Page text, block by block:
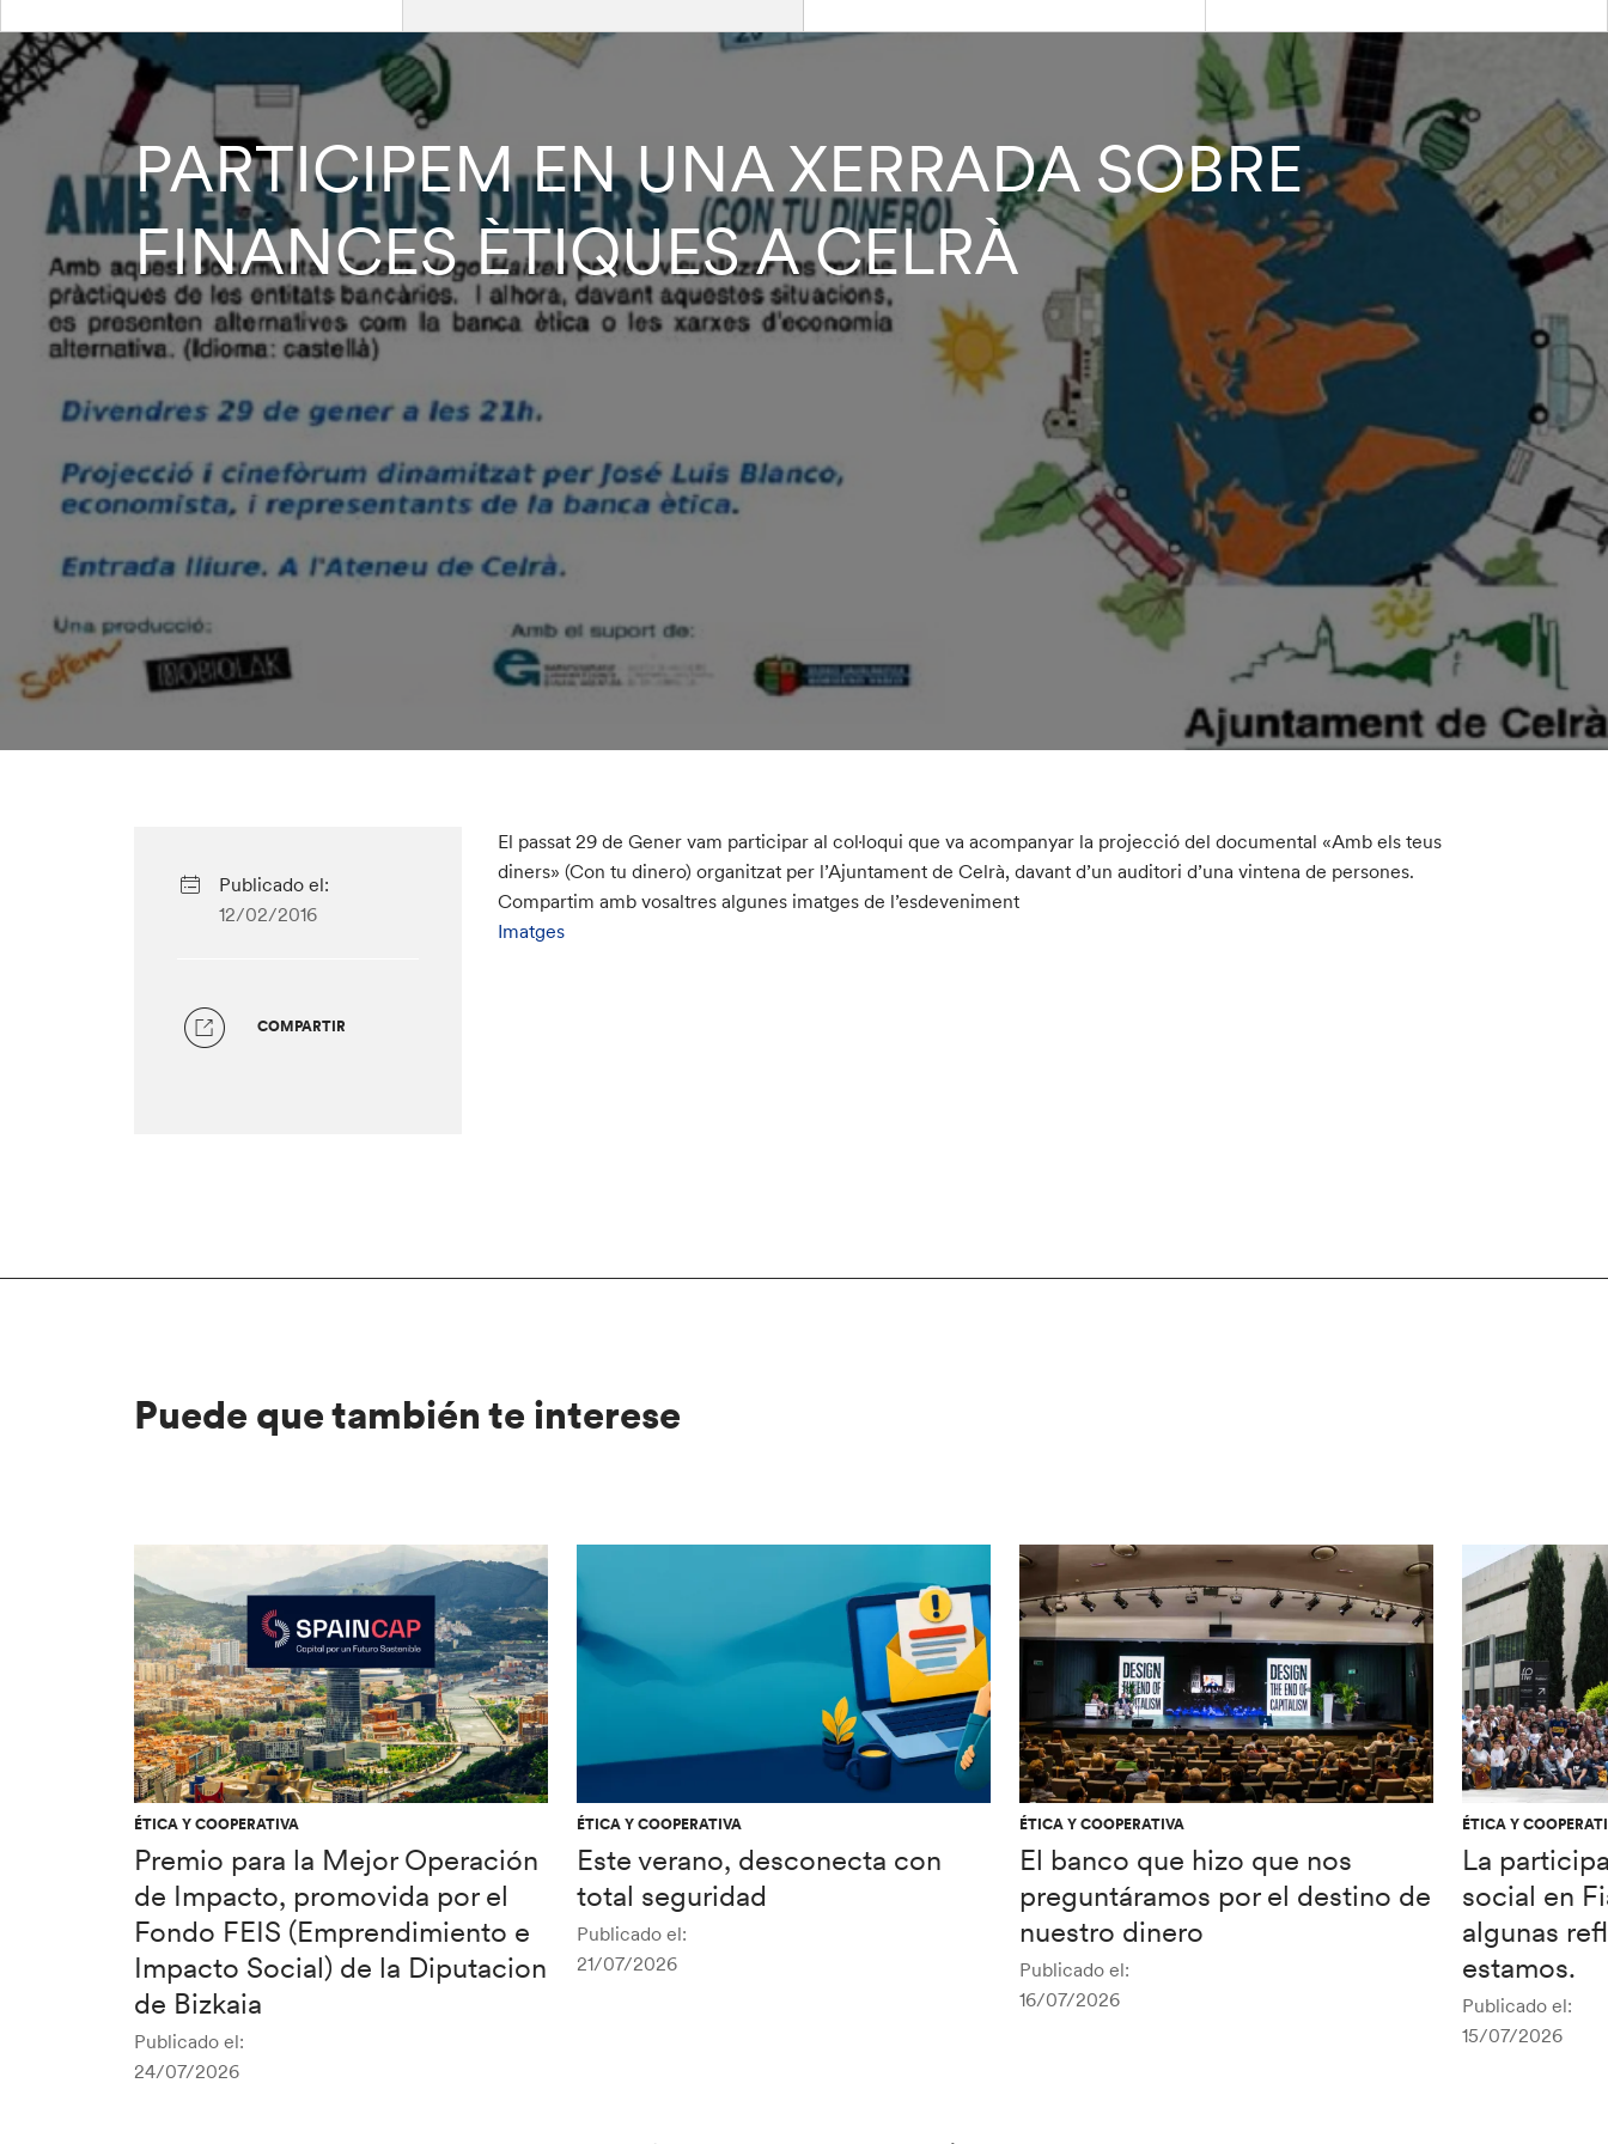
PARTICIPEM EN UNA XERRADA SOBRE
FINANCES ÈTIQUES A CELRÀ
Publicado el:
12/02/2016
COMPARTIR
El passat 29 de Gener vam participar al col·loqui que va acompanyar la projecció del documental «Amb els teus
diners» (Con tu dinero) organitzat per l’Ajuntament de Celrà, davant d’un auditori d’una vintena de persones.
Compartim amb vosaltres algunes imatges de l’esdeveniment
Imatges
Puede que también te interese
ÉTICA Y COOPERATIVA
Premio para la Mejor Operación
de Impacto, promovida por el
Fondo FEIS (Emprendimiento e
Impacto Social) de la Diputacion
de Bizkaia
Publicado el:
24/07/2026
ÉTICA Y COOPERATIVA
Este verano, desconecta con
total seguridad
Publicado el:
21/07/2026
ÉTICA Y COOPERATIVA
El banco que hizo que nos
preguntáramos por el destino de
nuestro dinero
Publicado el:
16/07/2026
ÉTICA Y
La
social en
algunas
estamos.
Publicado el:
15/07/2026